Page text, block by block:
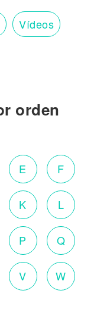
Vídeos
orden
E F
K L
P Q
V W